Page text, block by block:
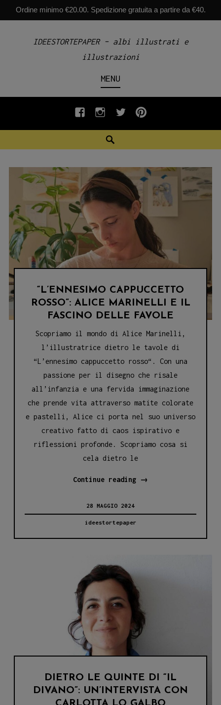
Ordine minimo €20.00. Spedizione gratuita a partire da €40.
IDEESTORTEPAPER – albi illustrati e
illustrazioni
MENU
fb INSTAGRAM
twiterpinterest
“L’ENNESIMO CAPPUCCETTO
ROSSO”: ALICE MARINELLI E IL
FASCINO DELLE FAVOLE
Scopriamo il mondo di Alice Marinelli,
l’illustratrice dietro le tavole di
“L’ennesimo cappuccetto rosso“. Con una
passione per il disegno che risale
all’infanzia e una fervida immaginazione
che prende vita attraverso matite colorate
e pastelli, Alice ci porta nel suo universo
creativo fatto di caos ispirativo e
riflessioni profonde. Scopriamo cosa si
cela dietro le
Continue reading “L’ennesimo
Favole
→
28 MAGGIO 2024
ideestortepaper
DIETRO LE QUINTE DI “IL
DIVANO”: UN’INTERVISTA CON